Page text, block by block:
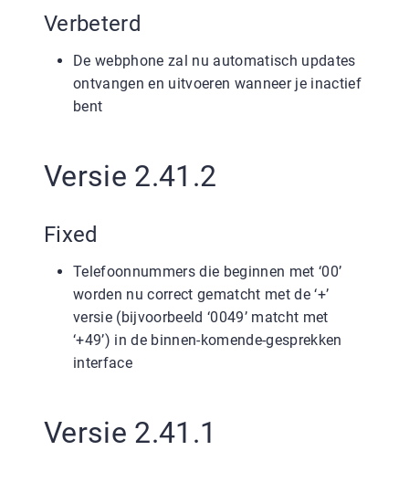
Verbeterd
De webphone zal nu automatisch updates
ontvangen en uitvoeren wanneer je inactief
bent
Versie 2.41.2
Fixed
Telefoonnummers die beginnen met ‘00’
worden nu correct gematcht met de ‘+’
versie (bijvoorbeeld ‘0049’ matcht met
‘+49’) in de binnen-komende-gesprekken
interface
Versie 2.41.1